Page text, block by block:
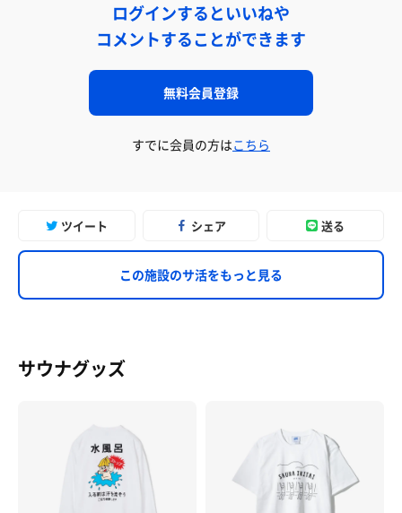
ログインするといいねや
コメントすることができます
無料会員登録
すでに会員の方はこちら
ツイート シェア 送る
この施設のサ活をもっと見る
サウナグッズ